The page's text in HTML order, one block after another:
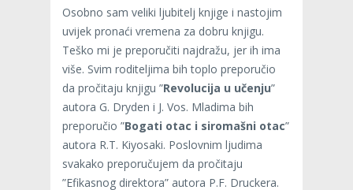
Osobno sam veliki ljubitelj knjige i nastojim
uvijek pronaći vremena za dobru knjigu.
Teško mi je preporučiti najdražu, jer ih ima
više. Svim roditeljima bih toplo preporučio
da pročitaju knjigu ”Revolucija u učenju”
autora G. Dryden i J. Vos. Mladima bih
preporučio ”Bogati otac i siromašni otac”
autora R.T. Kiyosaki. Poslovnim ljudima
svakako preporučujem da pročitaju
”Efikasnog direktora” autora P.F. Druckera.